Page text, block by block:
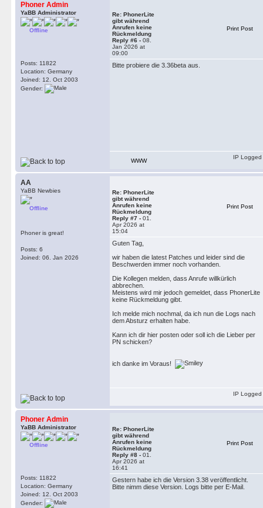
Phoner Admin
YaBB Administrator
Offline
Posts: 11822
Location: Germany
Joined: 12. Oct 2003
Gender:
Re: PhonerLite
gibt während
Anrufen keine
Rückmeldung
Reply #6 - 08.
Jan 2026 at
09:00
Print Post
Bitte probiere die 3.36beta aus.
WWW
IP Logged
AA
YaBB Newbies
Offline
Phoner is great!
Posts: 6
Joined: 06. Jan 2026
Re: PhonerLite
gibt während
Anrufen keine
Rückmeldung
Reply #7 - 01.
Apr 2026 at
15:04
Print Post
Guten Tag,
wir haben die latest Patches und leider sind die
Beschwerden immer noch vorhanden.
Die Kollegen melden, dass Anrufe willkürlich
abbrechen.
Meistens wird mir jedoch gemeldet, dass PhonerLite
keine Rückmeldung gibt.
Ich melde mich nochmal, da ich nun die Logs nach
dem Absturz erhalten habe.
Kann ich dir hier posten oder soll ich die Lieber per
PN schicken?
ich danke im Voraus!
IP Logged
Phoner Admin
YaBB Administrator
Offline
Posts: 11822
Location: Germany
Joined: 12. Oct 2003
Gender:
Re: PhonerLite
gibt während
Anrufen keine
Rückmeldung
Reply #8 - 01.
Apr 2026 at
16:41
Print Post
Gestern habe ich die Version 3.38 veröffentlicht.
Bitte nimm diese Version. Logs bitte per E-Mail.